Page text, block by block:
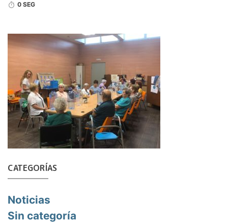
0 SEG
CATEGORÍAS
Noticias
Sin categoría